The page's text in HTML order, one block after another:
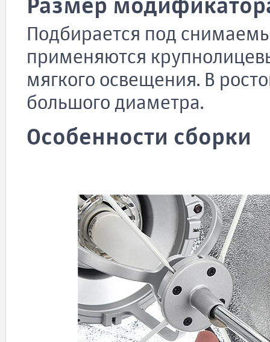
Размер
Подбирается под
применяются
мягкого освещения. В
большого диаметра.
Особенности сборки